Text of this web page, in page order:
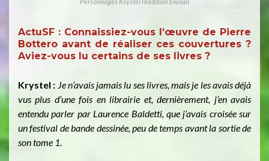
ActuSF : Connaissiez-vous l’œuvre de Pierre
Bottero avant de réaliser ces couvertures ?
Aviez-vous lu certains de ses livres ?
Krystel : Je n’avais jamais lu ses livres, mais je les avais déjà
vus plus d’une fois en librairie et, dernièrement, j’en avais
entendu parler par Laurence Baldetti, que j’avais croisée sur
un festival de bande dessinée, peu de temps avant la sortie de
son tome 1.